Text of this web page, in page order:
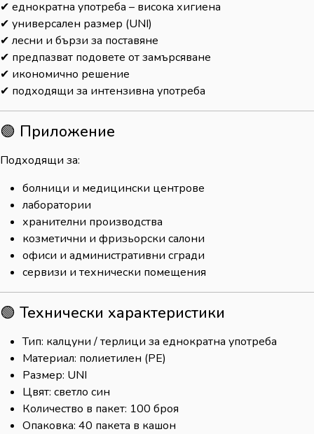
✔ еднократна употреба – висока хигиена
✔ универсален размер (UNI)
✔ лесни и бързи за поставяне
✔ предпазват подовете от замърсяване
✔ икономично решение
✔ подходящи за интензивна употреба
🟢 Приложение
Подходящи за:
болници и медицински центрове
лаборатории
хранителни производства
козметични и фризьорски салони
офиси и административни сгради
сервизи и технически помещения
🟢 Технически характеристики
Тип: калцуни / терлици за еднократна употреба
Материал: полиетилен (PE)
Размер: UNI
Цвят: светло син
Количество в пакет: 100 броя
Опаковка: 40 пакета в кашон